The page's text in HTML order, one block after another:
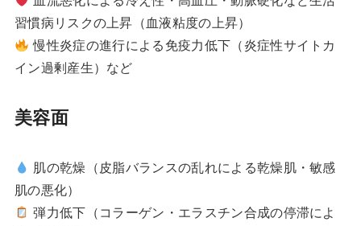
習慣病リスクの上昇（血液粘度の上昇）
慢性炎症の進行による免疫力低下（炎症性サイトカ
イン過剰産生）など
美容面
肌の乾燥（皮脂バランスの乱れによる乾燥肌・敏感
肌の悪化）
弾力低下（コラーゲン・エラスチン合成の停滞によ